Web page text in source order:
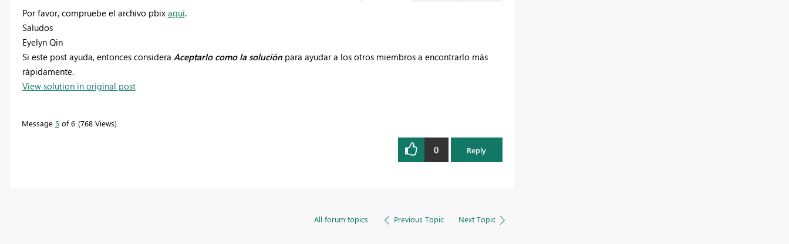
Por favor, compruebe el archivo pbix aquí.
Saludos
Eyelyn Qin
Si este post ayuda, entonces considera Aceptarlo como la soluciónpara ayudar a los otros miembros a encontrarlo más
rápidamente.
View solution in original post
Message 5 of 6 768 Views
0 Reply
All forum topics Previous Topic Next Topic